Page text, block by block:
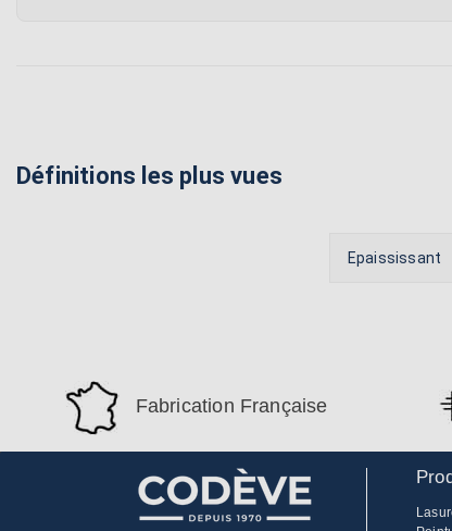
Définitions les plus vues
Epaississant
Fabrication Française